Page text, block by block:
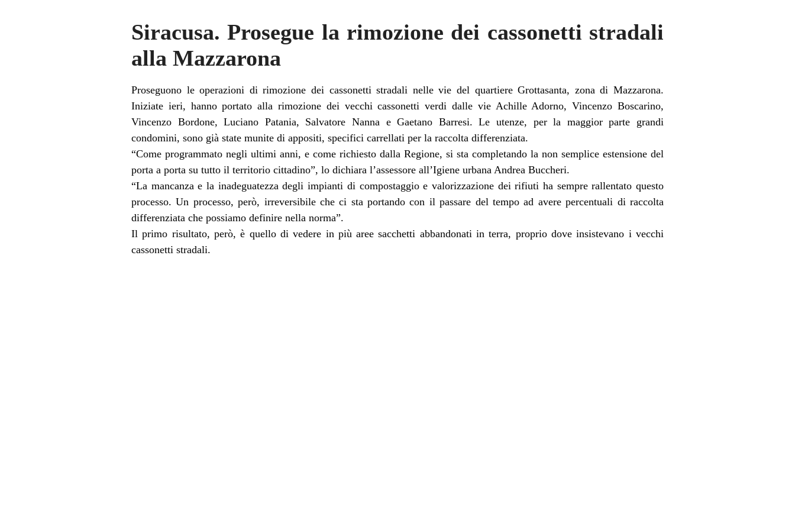
Siracusa. Prosegue la rimozione dei cassonetti stradali
alla Mazzarona
Proseguono le operazioni di rimozione dei cassonetti stradali nelle vie del quartiere Grottasanta, zona di Mazzarona.
Iniziate ieri, hanno portato alla rimozione dei vecchi cassonetti verdi dalle vie Achille Adorno, Vincenzo Boscarino,
Vincenzo Bordone, Luciano Patania, Salvatore Nanna e Gaetano Barresi. Le utenze, per la maggior parte grandi
condomini, sono già state munite di appositi, specifici carrellati per la raccolta differenziata.
“Come programmato negli ultimi anni, e come richiesto dalla Regione, si sta completando la non semplice estensione del
porta a porta su tutto il territorio cittadino”, lo dichiara l’assessore all’Igiene urbana Andrea Buccheri.
“La mancanza e la inadeguatezza degli impianti di compostaggio e valorizzazione dei rifiuti ha sempre rallentato questo
processo. Un processo, però, irreversibile che ci sta portando con il passare del tempo ad avere percentuali di raccolta
differenziata che possiamo definire nella norma”.
Il primo risultato, però, è quello di vedere in più aree sacchetti abbandonati in terra, proprio dove insistevano i vecchi
cassonetti stradali.